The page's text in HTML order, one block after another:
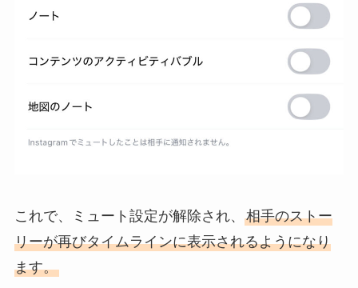
これで、ミュート設定が解除され、 相手のストー
リーが再びタイムラインに表示されるようになり
ます。